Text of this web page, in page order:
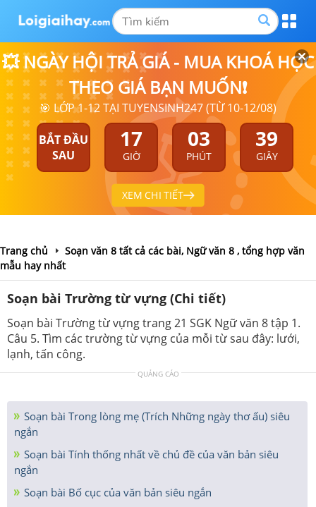
💥 NGÀY HỘI TRẢ GIÁ - MUA KHOÁ HỌC
THEO GIÁ BẠN MUỐN❗
🎯 LỚP 1-12 TẠI TUYENSINH247 (TỪ 10-12/08)
BẮT ĐẦU
SAU
17
GIỜ
03
PHÚT
39
GIÂY
XEM CHI TIẾT
Trang chủ
Soạn văn 8 tất cả các bài, Ngữ văn 8 , tổng hợp văn
mẫu hay nhất
Soạn bài Trường từ vựng (Chi tiết)
Soạn bài Trường từ vựng trang 21 SGK Ngữ văn 8 tập 1.
Câu 5. Tìm các trường từ vựng của mỗi từ sau đây: lưới,
lạnh, tấn công.
QUẢNG CÁO
Soạn bài Trong lòng mẹ (Trích Những ngày thơ ấu) siêu
ngắn
Soạn bài Tính thống nhất về chủ đề của văn bản siêu
ngắn
Soạn bài Bố cục của văn bản siêu ngắn